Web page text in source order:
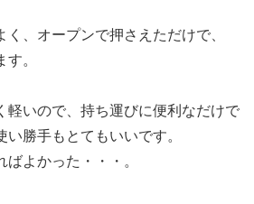
く、オープンで押さえただけで、
す。
軽いので、持ち運びに便利なだけで
勝手もとてもいいです。
ばよかった・・・。